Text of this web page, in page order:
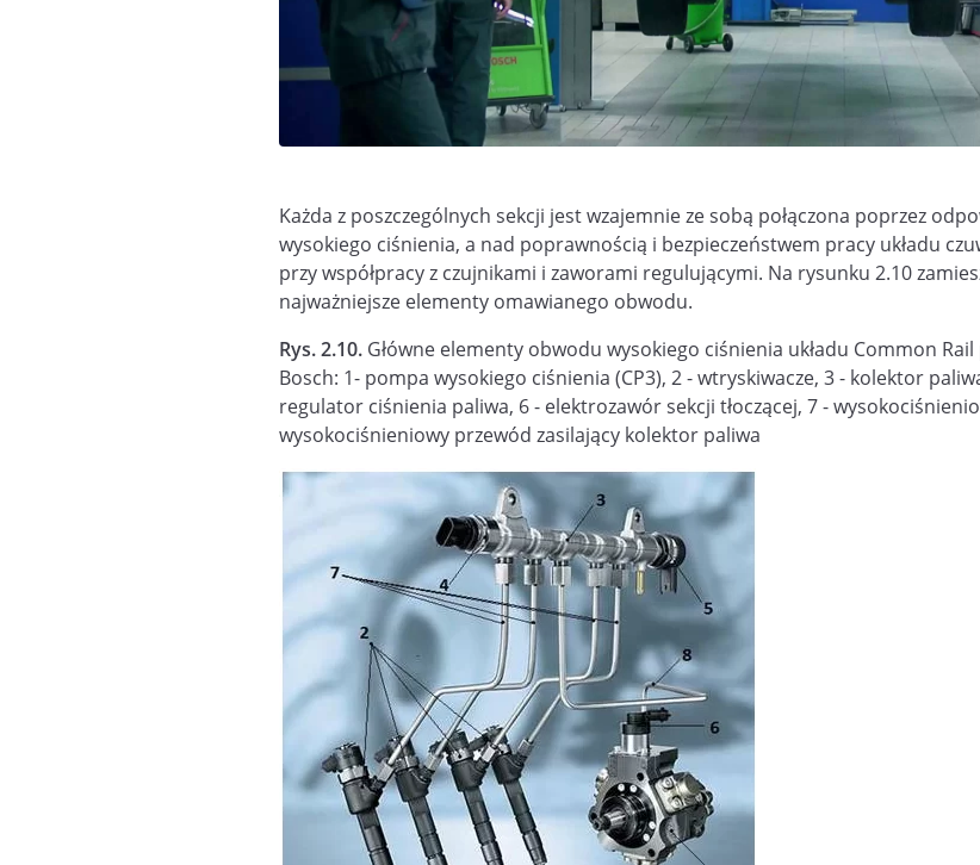
Każda z poszczególnych sekcji jest wzajemnie ze sobą połączona poprzez
wysokiego ciśnienia, a nad poprawnością i bezpieczeństwem pracy układu
przy współpracy z czujnikami i zaworami regulującymi. Na rysunku 2.10
najważniejsze elementy omawianego obwodu.
Rys. 2.10. Główne elementy obwodu wysokiego ciśnienia układu Common
Bosch: 1- pompa wysokiego ciśnienia (CP3), 2 - wtryskiwacze, 3 - kolektor
regulator ciśnienia paliwa, 6 - elektrozawór sekcji tłoczącej, 7 -
wysokociśnieniowy przewód zasilający kolektor paliwa